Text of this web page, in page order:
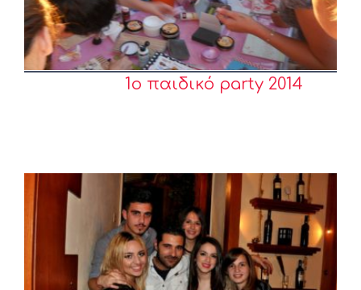
1o παιδικό party 2014